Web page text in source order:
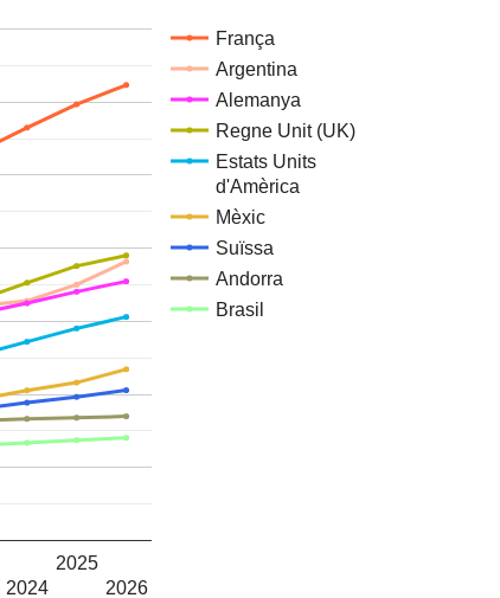
França
Argentina
Alemanya
Regne Unit (UK)
Estats Units
d'Amèrica
Mèxic
Suïssa
Andorra
Brasil
2024
2025
2026